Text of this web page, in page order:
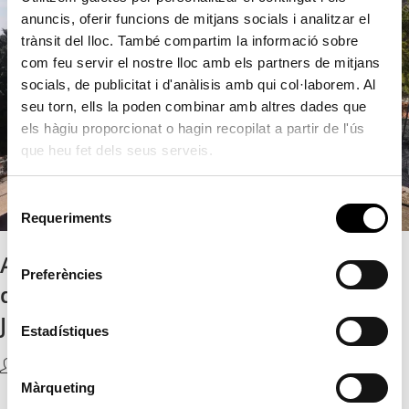
anuncis, oferir funcions de mitjans socials i analitzar el
trànsit del lloc. També compartim la informació sobre
com feu servir el nostre lloc amb els partners de mitjans
socials, de publicitat i d'anàlisis amb qui col·laborem. Al
seu torn, ells la poden combinar amb altres dades que
els hàgiu proporcionat o hagin recopilat a partir de l'ús
que heu fet dels seus serveis.
S
e
d
Requeriments
Preferències
Estadístiques
Màrqueting
Acaben les obres de la primera fase
de restauració de l’ermita de Sant
Josep i la Creu